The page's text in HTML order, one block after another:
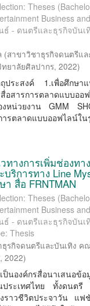
Theses
Business
ธ์ - ดนตรีและธุรกิจบันเ
(สาขาวิชาธุรกิจดนตรีแ
ยาลัยศิลปากร, 2022)
ระสงค์ 1.เพื่อศึกษาแ
รสื่อสารการตลาดแบ
งหน่วยงาน GMM
ารตลาดแบบออฟไลน์ใ
ทางการเพิ่มช่องท
บริการทาง Line
า สื่อ FRNTMAN
Theses
Business
ธ์ - ดนตรีและธุรกิจบันเ
Thesis
ธุรกิจดนตรีและบันเทิง ค
, 2022)
ค์กรสื่อนาเสนอข้อมู
ประเทศไทย ทั้งดนต
งราวชีวิตประจาวัน แ